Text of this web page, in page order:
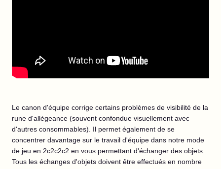
Le canon d'équipe corrige certains problèmes de visibilité de la
rune d'allégeance (souvent confondue visuellement avec
d'autres consommables). Il permet également de se
concentrer davantage sur le travail d'équipe dans notre mode
de jeu en 2c2c2c2 en vous permettant d'échanger des objets.
Tous les échanges d'objets doivent être effectués en nombre